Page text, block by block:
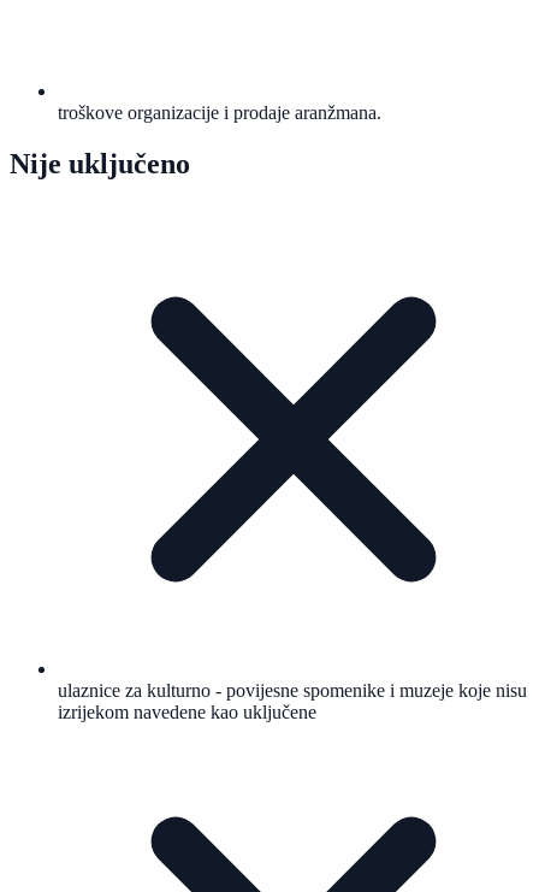
troškove organizacije i prodaje aranžmana.
Nije uključeno
ulaznice za kulturno - povijesne spomenike i muzeje koje nisu
izrijekom navedene kao uključene